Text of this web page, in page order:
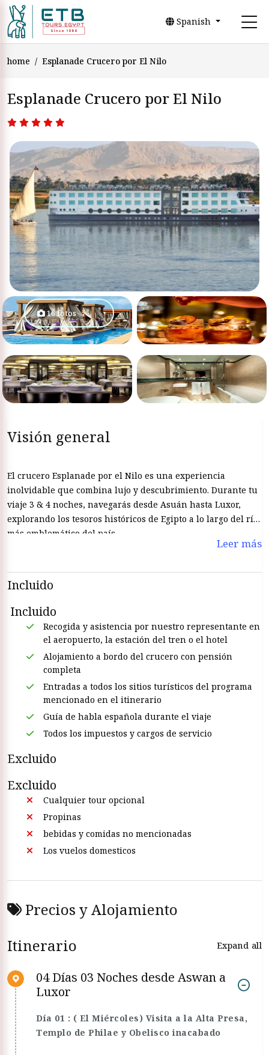
Spanish
home Esplanade Crucero por El Nilo
Esplanade Crucero por El Nilo
16 fotos
Visión general
El crucero Esplanade por el Nilo es una experiencia
inolvidable que combina lujo y descubrimiento. Durante tu
viaje 3 & 4 noches, navegarás desde Asuán hasta Luxor,
explorando los tesoros históricos de Egipto a lo largo del río
más emblemático del país.
Leer más
Incluido
Incluido
Recogida y asistencia por nuestro representante en
el aeropuerto, la estación del tren o el hotel
Alojamiento a bordo del crucero con pensión
completa
Entradas a todos los sitios turísticos del programa
mencionado en el itinerario
Guía de habla española durante el viaje
Todos los impuestos y cargos de servicio
Excluido
Excluido
Cualquier tour opcional
Propinas
bebidas y comidas no mencionadas
Los vuelos domesticos
Precios y Alojamiento
Itinerario
Expand all
04 Días 03 Noches desde Aswan a
Luxor
Día 01 : ( El Miércoles) Visita a la Alta Presa,
Templo de Philae y Obelisco inacabado